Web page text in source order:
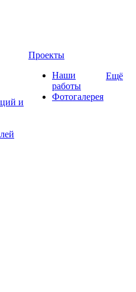
и
Проекты
Наши
работы
Фотогалерея
Ещё